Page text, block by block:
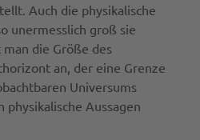
Auch die physikalische
unermesslich groß sie
die Größe des
an, der eine Grenze
Universums
Aussagen